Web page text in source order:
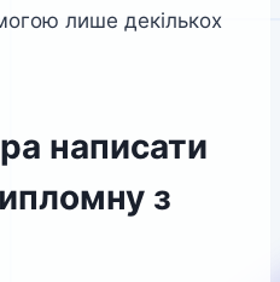
лише декількох
написати
з